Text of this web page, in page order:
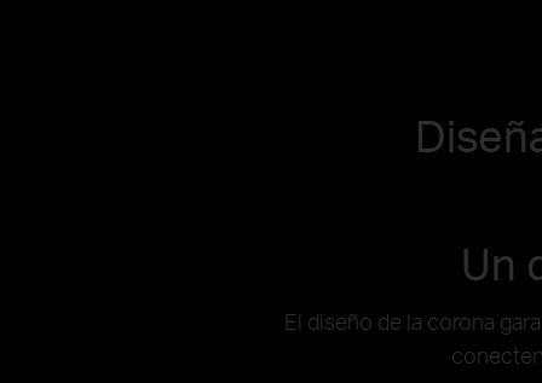
Un
El diseño de la corona